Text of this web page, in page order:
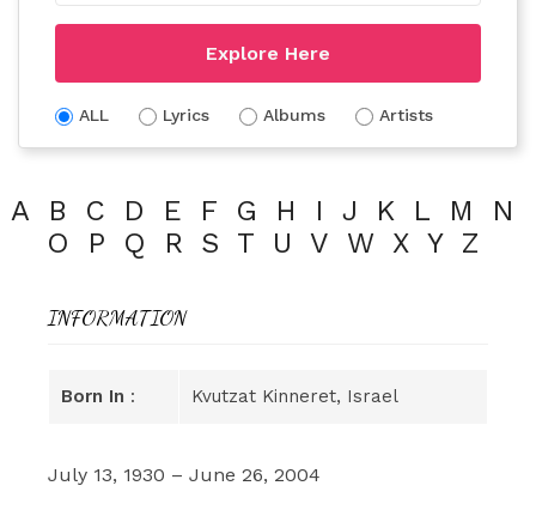
Explore Here
ALL Lyrics Albums Artists
A B C D E F G H I J K L M
N
O
P Q R S T U V W X Y Z
INFORMATION
Born In : Kvutzat Kinneret, Israel
July 13, 1930 – June 26, 2004